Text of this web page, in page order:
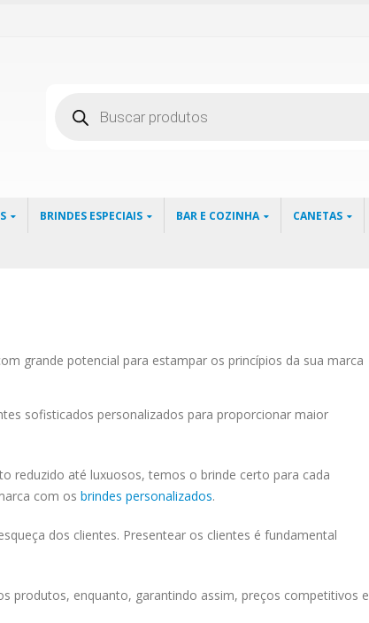
produtos
BRINDES ESPECIAIS BAR E COZINHA CANETAS
grande potencial para estampar os princípios da sua marca
sofisticados personalizados para proporcionar maior
reduzido até luxuosos, temos o brinde certo para cada
com os brindes personalizados.
dos clientes. Presentear os clientes é fundamental
produtos, enquanto, garantindo assim, preços competitivos e